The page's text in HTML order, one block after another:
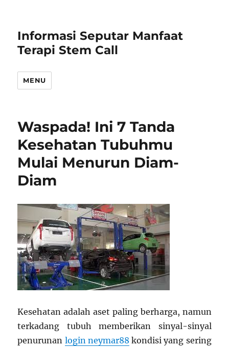
Informasi Seputar Manfaat
Terapi Stem Call
MENU
Waspada! Ini 7 Tanda
Kesehatan Tubuhmu
Mulai Menurun Diam-
Diam
Kesehatan adalah aset paling berharga, namun
terkadang tubuh memberikan sinyal-sinyal
penurunan login neymar88 kondisi yang sering